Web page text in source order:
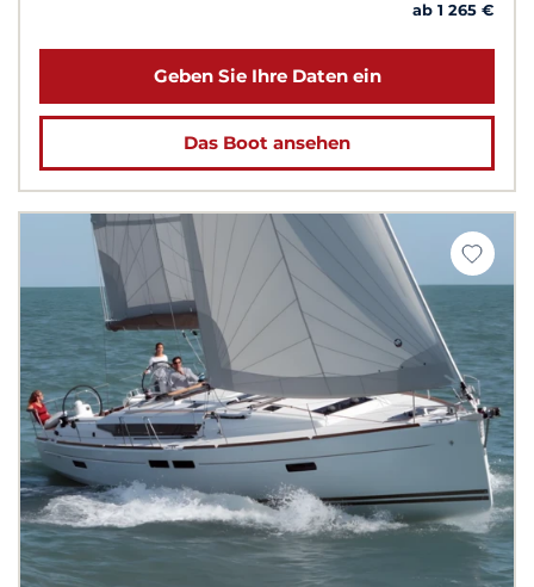
ab 1 265 €
Geben Sie Ihre Daten ein
Das Boot ansehen